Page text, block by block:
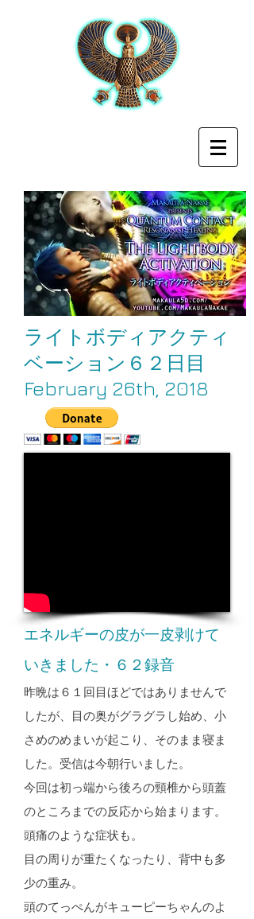
ライトボディアクティ
ベーション６２日目
February 26th, 2018
エネルギーの皮が一皮剥けて
いきました・６２録音
昨晩は６１回目ほどではありませんで
したが、目の奥がグラグラし始め、小
さめのめまいが起こり、そのまま寝ま
した。受信は今朝行いました。
今回は初っ端から後ろの頸椎から頭蓋
のところまでの反応から始まります。
頭痛のような症状も。
目の周りが重たくなったり、背中も多
少の重み。
頭のてっぺんがキューピーちゃんのよ